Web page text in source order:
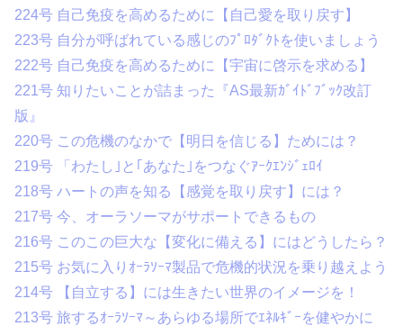
224号 自己免疫を高めるために【自己愛を取り戻す】
223号 自分が呼ばれている感じのﾌﾟﾛﾀﾞｸﾄを使いましょう
222号 自己免疫を高めるために【宇宙に啓示を求める】
221号 知りたいことが詰まった『AS最新ｶﾞｲﾄﾞﾌﾞｯｸ改訂
版』
220号 この危機のなかで【明日を信じる】ためには？
219号 「わたし｣と｢あなた｣をつなぐｱｰｸｴﾝｼﾞｪﾛｲ
218号 ハートの声を知る【感覚を取り戻す】には？
217号 今、オーラソーマがサポートできるもの
216号 このこの巨大な【変化に備える】にはどうしたら？
215号 お気に入りｵｰﾗｿｰﾏ製品で危機的状況を乗り越えよう
214号 【自立する】には生きたい世界のイメージを！
213号 旅するｵｰﾗｿｰﾏ～あらゆる場所でｴﾈﾙｷﾞｰを健やかに